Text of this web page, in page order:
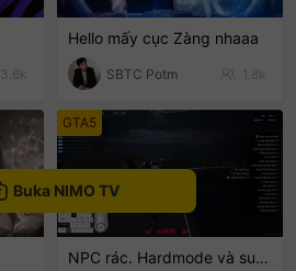
3.6k
Hello mấy cục Zàng nhaaa
SBTC Potm 1.8k
GTA5
NPC rác. Hardmode và suyyyyy😭
Buka NIMO TV